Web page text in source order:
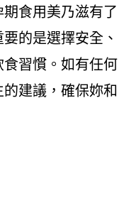
食用美乃滋有了
的是選擇安全、
習慣。如有任何
建議，確保妳和